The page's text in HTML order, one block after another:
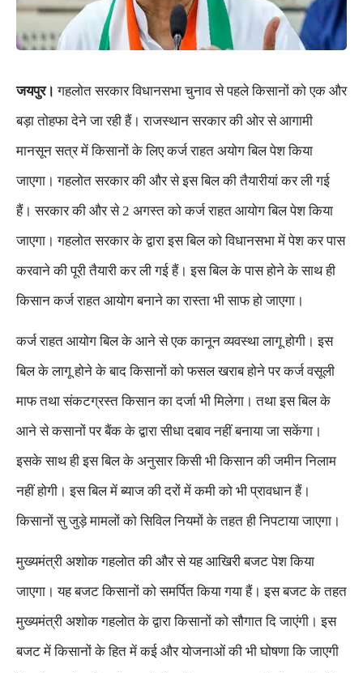
जयपुर। गहलोत सरकार विधानसभा चुनाव से पहले किसानों को एक और
बड़ा तोहफा देने जा रही हैं। राजस्थान सरकार की ओर से आगामी
मानसून सत्र में किसानों के लिए कर्ज राहत अयोग बिल पेश किया
जाएगा। गहलोत सरकार की और से इस बिल की तैयारीयां कर ली गई
हैं। सरकार की और से 2 अगस्त को कर्ज राहत आयोग बिल पेश किया
जाएगा। गहलोत सरकार के द्वारा इस बिल को विधानसभा में पेश कर पास
करवाने की पूरी तैयारी कर ली गई हैं। इस बिल के पास होने के साथ ही
किसान कर्ज राहत आयोग बनाने का रास्ता भी साफ हो जाएगा।
कर्ज राहत आयोग बिल के आने से एक कानून व्यवस्था लागू होगी। इस
बिल के लागू होने के बाद किसानों को फसल खराब होने पर कर्ज वसूली
माफ तथा संकटग्रस्त किसान का दर्जा भी मिलेगा। तथा इस बिल के
आने से कसानों पर बैंक के द्वारा सीधा दबाव नहीं बनाया जा सकेंगा।
इसके साथ ही इस बिल के अनुसार किसी भी किसान की जमीन निलाम
नहीं होगी। इस बिल में ब्याज की दरों में कमी को भी प्रावधान हैं।
किसानों सु जुड़े मामलों को सिविल नियमों के तहत ही निपटाया जाएगा।
मुख्यमंत्री अशोक गहलोत की और से यह आखिरी बजट पेश किया
जाएगा। यह बजट किसानों को समर्पित किया गया हैं। इस बजट के तहत
मुख्यमंत्री अशोक गहलोत के द्वारा किसानों को सौगात दि जाएंगी। इस
बजट में किसानों के हित में कई और योजनाओं की भी घोषणा कि जाएगी